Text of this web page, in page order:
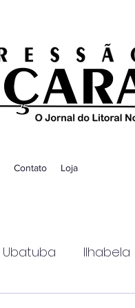
Contato Loja
Ubatuba Ilhabela